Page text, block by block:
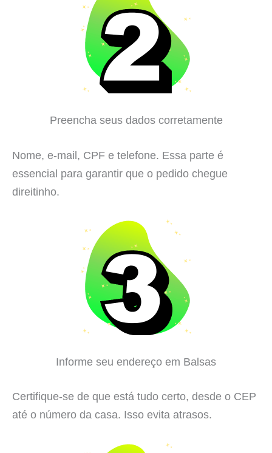
Preencha seus dados corretamente
Nome, e-mail, CPF e telefone. Essa parte é
essencial para garantir que o pedido chegue
direitinho.
Informe seu endereço em Balsas
Certifique-se de que está tudo certo, desde o CEP
até o número da casa. Isso evita atrasos.